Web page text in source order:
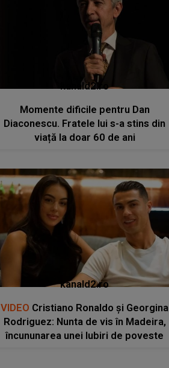
kanald2.ro
Momente dificile pentru Dan
Diaconescu. Fratele lui s-a stins din
viață la doar 60 de ani
kanald2.ro
VIDEO Cristiano Ronaldo și Georgina
Rodriguez: Nunta de vis în Madeira,
încununarea unei Iubiri de poveste